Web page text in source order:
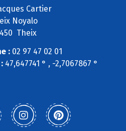
Cartier
Noyalo
Theix
:02 97 47 02 01
47,647741 ° , -2,7067867 °